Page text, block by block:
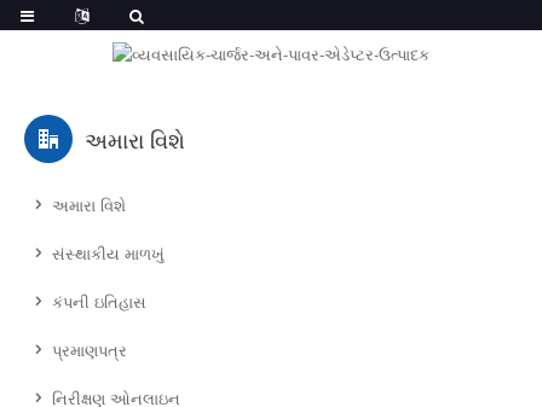
અમારા વિશે
અમારા વિશે
સંસ્થાકીય માળખું
કંપની ઇતિહાસ
પ્રમાણપત્ર
નિરીક્ષણ ઓનલાઇન